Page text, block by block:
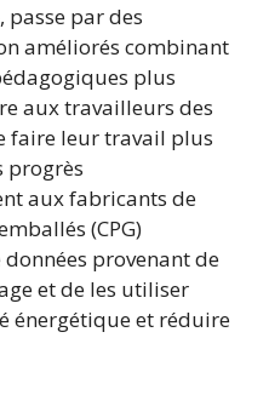
passe par des
améliorés combinant
plus
aux travailleurs des
faire leur travail plus
progrès
aux fabricants de
(CPG)
provenant de
et de les utiliser
énergétique et réduire